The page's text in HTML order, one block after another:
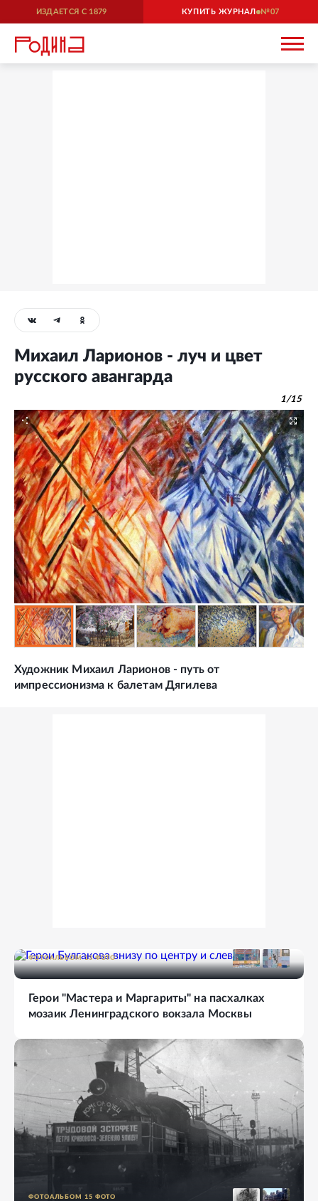
ИЗДАЕТСЯ С 1879 КУПИТЬ ЖУРНАЛ 07
Михаил Ларионов - луч и цвет
русского авангарда
1/15
Художник Михаил Ларионов - путь от
импрессионизма к балетам Дягилева
ФОТОАЛЬБОМ13ФОТО
Герои "Мастера и Маргариты" на пасхалках
мозаик Ленинградского вокзала Москвы
ФОТОАЛЬБОМ 15 ФОТО